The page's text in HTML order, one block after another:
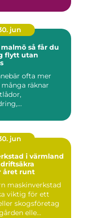
jun
så får du
flytt utan
ofta mer
räknar
jun
i värmland
året runt
maskinverkstad
viktig för ett
skogsföretag
elle...